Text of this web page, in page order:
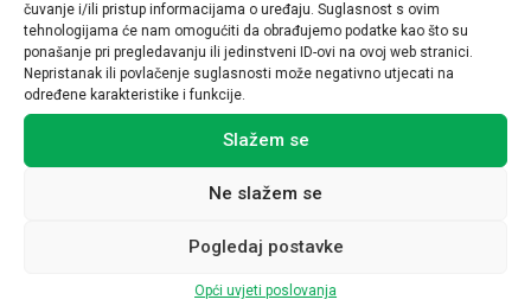
čuvanje i/ili pristup informacijama o uređaju. Suglasnost s ovim
tehnologijama će nam omogućiti da obrađujemo podatke kao što su
ponašanje pri pregledavanju ili jedinstveni ID-ovi na ovoj web stranici.
Nepristanak ili povlačenje suglasnosti može negativno utjecati na
određene karakteristike i funkcije.
Slažem se
Ne slažem se
Pogledaj postavke
Opći uvjeti poslovanja
glava preklopke
Povezani proizvodi